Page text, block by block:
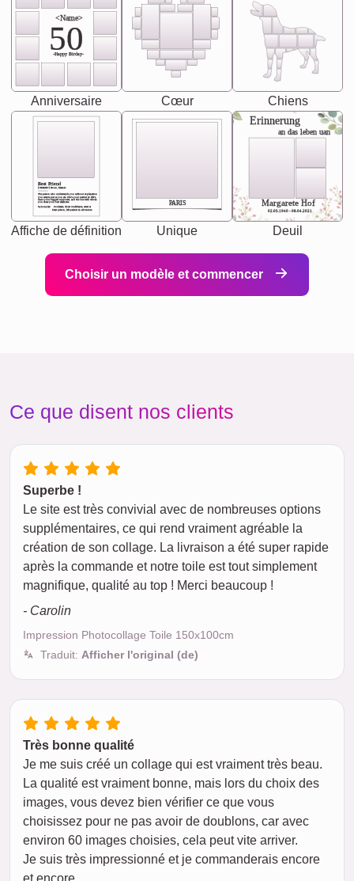
<Name>
50
-Happy Birday-
Anniversaire Cœur Chiens
Best Friend
[<NAME>] Noun, feminie
Synonyms: Soulmate, closet confidante, sister at
heart person, life partner in adventure.
The person who understands you without explanation
you accepts just as you are. She's your partner in life's,
chaos your biggest supporter, and the one with whom
you share your best memories.
Affiche de définition
PARIS
Unique
Erinnerung
an das leben uan
Margarete Hof
02.05.1940 - 08.04.2021
Deuil
Choisir un modèle et commencer
Ce que disent nos clients
Superbe !
Le site est très convivial avec de nombreuses options
supplémentaires, ce qui rend vraiment agréable la
création de son collage. La livraison a été super rapide
après la commande et notre toile est tout simplement
magnifique, qualité au top ! Merci beaucoup !
- Carolin
Impression Photocollage Toile 150x100cm
Traduit: Afficher l'original (de)
Très bonne qualité
Je me suis créé un collage qui est vraiment très beau.
La qualité est vraiment bonne, mais lors du choix des
images, vous devez bien vérifier ce que vous
choisissez pour ne pas avoir de doublons, car avec
environ 60 images choisies, cela peut vite arriver.
Je suis très impressionné et je commanderais encore
et encore.